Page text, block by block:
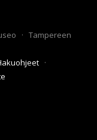
· Tampereen
·